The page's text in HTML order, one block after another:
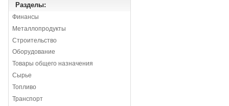
Разделы:
Финансы
Металлопродукты
Строительство
Оборудование
Товары общего назначения
Сырье
Топливо
Транспорт